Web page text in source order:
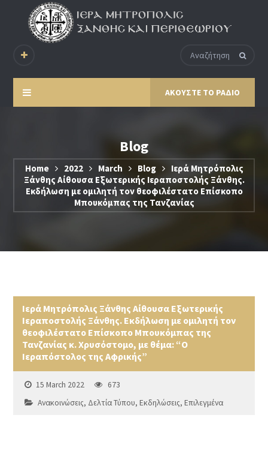
ΑΚΟΥΣΤΕ ΤΟ ΡΑΔΙΟ
Blog
Home 2022 March Blog
Ιερά Μητρόπολις
Ξάνθης Aίθουσα Εξωτερικής Ιεραποστολής Ξάνθης.
Εκδήλωση με ομιλητή τον θεοφιλέστατο Επίσκοπο
Μπουκόμπας της Τανζανίας
Ιερά Μητρόπολις Ξάνθης Aίθουσα Εξωτερικής
Ιεραποστολής Ξάνθης. Εκδήλωση με ομιλητή τον
θεοφιλέστατο Επίσκοπο Μπουκόμπας της
Τανζανίας κ. Χρυσόστομο, με θέμα: “Ο
Ιεραπόστολος της Αφρικής”
15 March 2022
673
Ανακοινώσεις, Δελτία Τύπου,Εκδηλώσεις,Επιλεγμένα